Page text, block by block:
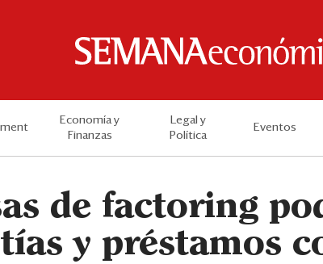
Economía y
Finanzas
Legal y
Política
Eventos
de factoring
y préstamos